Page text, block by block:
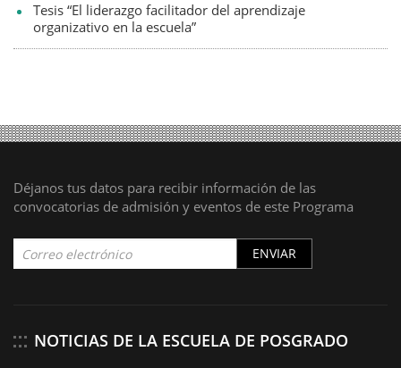
Tesis “El liderazgo facilitador del aprendizaje
organizativo en la escuela”
Déjanos tus datos para recibir información de las
convocatorias de admisión y eventos de este Programa
ENVIAR
NOTICIAS DE LA ESCUELA DE POSGRADO